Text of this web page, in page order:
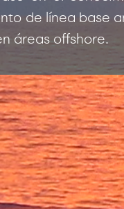
de línea base
áreas offshore.